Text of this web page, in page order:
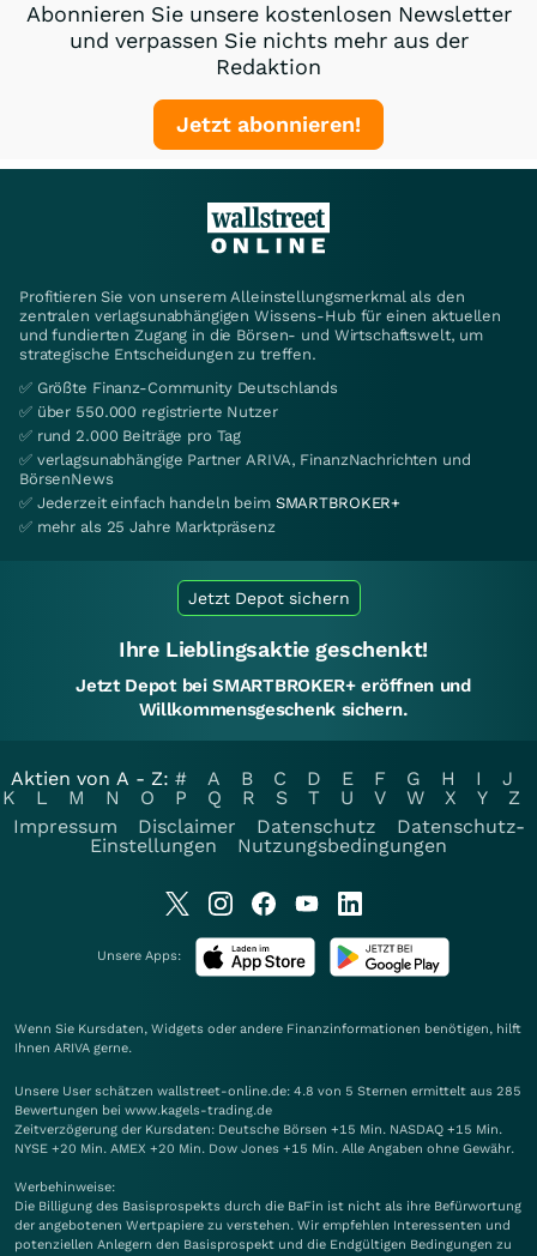
Abonnieren Sie unsere kostenlosen Newsletter
und verpassen Sie nichts mehr aus der
Redaktion
Jetzt abonnieren!
Profitieren Sie von unserem Alleinstellungsmerkmal als den
zentralen verlagsunabhängigen Wissens-Hub für einen aktuellen
und fundierten Zugang in die Börsen- und Wirtschaftswelt, um
strategische Entscheidungen zu treffen.
✅ Größte Finanz-Community Deutschlands
✅ über 550.000 registrierte Nutzer
✅ rund 2.000 Beiträge pro Tag
✅ verlagsunabhängige Partner ARIVA, FinanzNachrichten und
BörsenNews
✅ Jederzeit einfach handeln beim SMARTBROKER+
✅ mehr als 25 Jahre Marktpräsenz
Jetzt Depot sichern
Ihre Lieblingsaktie geschenkt!
Jetzt Depot bei SMARTBROKER+ eröffnen und
Willkommensgeschenk sichern.
Aktien von A - Z: # A B C D E F G H I
J
K
L M N O P Q R S T U V W X Y
Z
Impressum
Disclaimer Datenschutz
Datenschutz-
Einstellungen
Nutzungsbedingungen
Unsere Apps:
Wenn Sie Kursdaten, Widgets oder andere Finanzinformationen benötigen, hilft
Ihnen ARIVA gerne.
Unsere User schätzen wallstreet-online.de: 4.8 von 5 Sternen ermittelt aus 285
Bewertungen bei www.kagels-trading.de
Zeitverzögerung der Kursdaten: Deutsche Börsen +15 Min. NASDAQ +15 Min.
NYSE +20 Min. AMEX +20 Min. Dow Jones +15 Min. Alle Angaben ohne Gewähr.
Werbehinweise:
Die Billigung des Basisprospekts durch die BaFin ist nicht als ihre Befürwortung
der angebotenen Wertpapiere zu verstehen. Wir empfehlen Interessenten und
potenziellen Anlegern den Basisprospekt und die Endgültigen Bedingungen zu